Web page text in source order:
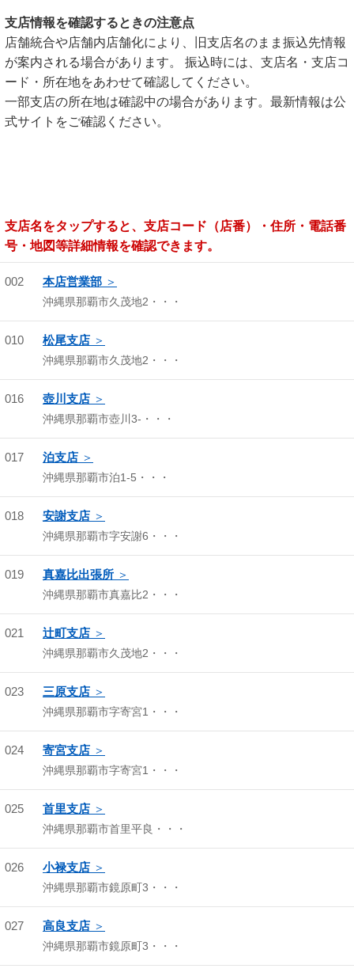
支店情報を確認するときの注意点
店舗統合や店舗内店舗化により、旧支店名のまま振込先情報
が案内される場合があります。 振込時には、支店名・支店コ
ード・所在地をあわせて確認してください。
一部支店の所在地は確認中の場合があります。最新情報は公
式サイトをご確認ください。
支店名をタップすると、支店コード（店番）・住所・電話番
号・地図等詳細情報を確認できます。
002 本店営業部
沖縄県那覇市久茂地2・・・
010 松尾支店
沖縄県那覇市久茂地2・・・
016 壺川支店
沖縄県那覇市壺川3-・・・
017 泊支店
沖縄県那覇市泊1-5・・・
018 安謝支店
沖縄県那覇市字安謝6・・・
019 真嘉比出張所
沖縄県那覇市真嘉比2・・・
021 辻町支店
沖縄県那覇市久茂地2・・・
023 三原支店
沖縄県那覇市字寄宮1・・・
024 寄宮支店
沖縄県那覇市字寄宮1・・・
025 首里支店
沖縄県那覇市首里平良・・・
026 小禄支店
沖縄県那覇市鏡原町3・・・
027 高良支店
沖縄県那覇市鏡原町3・・・